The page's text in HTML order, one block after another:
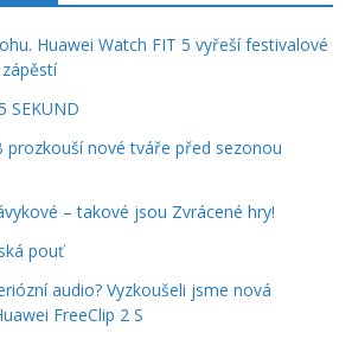
Huawei Watch FIT 5 vyřeší festivalové
SEKUND
prozkouší nové tváře před sezonou
– takové jsou Zvrácené hry!
pouť
audio? Vyzkoušeli jsme nová
FreeClip 2 S